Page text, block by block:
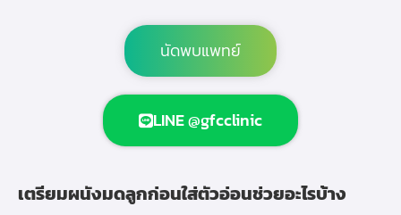
นัดพบแพทย์
LINE @gfcclinic
เตรียมผนังมดลูกก่อนใส่ตัวอ่อนช่วยอะไรบ้าง